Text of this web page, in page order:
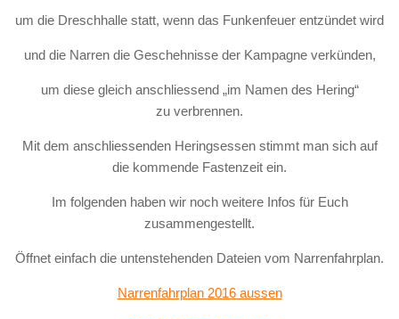
um die Dreschhalle statt, wenn das Funkenfeuer entzündet wird
und die Narren die Geschehnisse der Kampagne verkünden,
um diese gleich anschliessend „im Namen des Hering“
zu verbrennen.
Mit dem anschliessenden Heringsessen stimmt man sich auf
die kommende Fastenzeit ein.
Im folgenden haben wir noch weitere Infos für Euch
zusammengestellt.
Öffnet einfach die untenstehenden Dateien vom Narrenfahrplan.
Narrenfahrplan 2016 aussen